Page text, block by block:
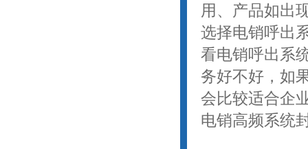
用、产品如出
选择电销呼出
看电销呼出系
务好不好，如
会比较适合企
电销高频系统